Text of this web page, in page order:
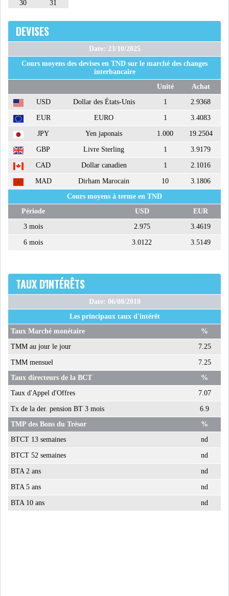
30
31
DEVISES
Date: 23/10/2025
Cours moyens des devises en TND sur le marché des changes
interbancaire
Unité
Achat
USD
Dollar des États-Unis 1 2.9368
EUR EURO 1 3.4083
JPY Yen japonais 1.000 19.2504
GBP Livre Sterling 1 3.9179
CAD Dollar canadien 1 2.1016
MAD Dirham Marocain 10
3.1806
Cours moyens à terme en TND
Période
USD
EUR
3 mois
2.975 3.4619
6 mois 3.0122 3.5149
TAUX D'INTÉRÊTS
Date: 06/08/2018
Les principaux taux d'intérêt
Taux Marché monétaire
%
TMM au jour le jour
7.25
TMM mensuel
7.25
Taux directeurs de la BCT
%
Taux d'Appel d'Offres
7.07
Tx de la der. pension BT 3 mois
6.9
TMP des Bons du Trésor
%
BTCT 13 semaines
nd
BTCT 52 semaines nd
BTA 2 ans nd
BTA 5 ans nd
BTA 10 ans nd